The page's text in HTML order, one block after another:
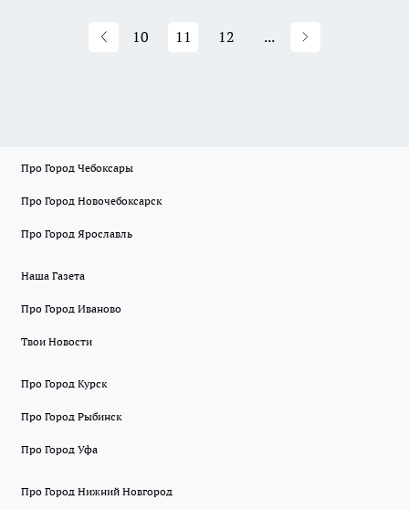
10 11 12 ...
Про Город Чебоксары
Про Город Новочебоксарск
Про Город Ярославль
Наша Газета
Про Город Иваново
Твои Новости
Про Город Курск
Про Город Рыбинск
Про Город Уфа
Про Город Нижний Новгород